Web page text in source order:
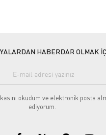
HABERDAR OLMAK
okudum ve elektronik posta
ediyorum.